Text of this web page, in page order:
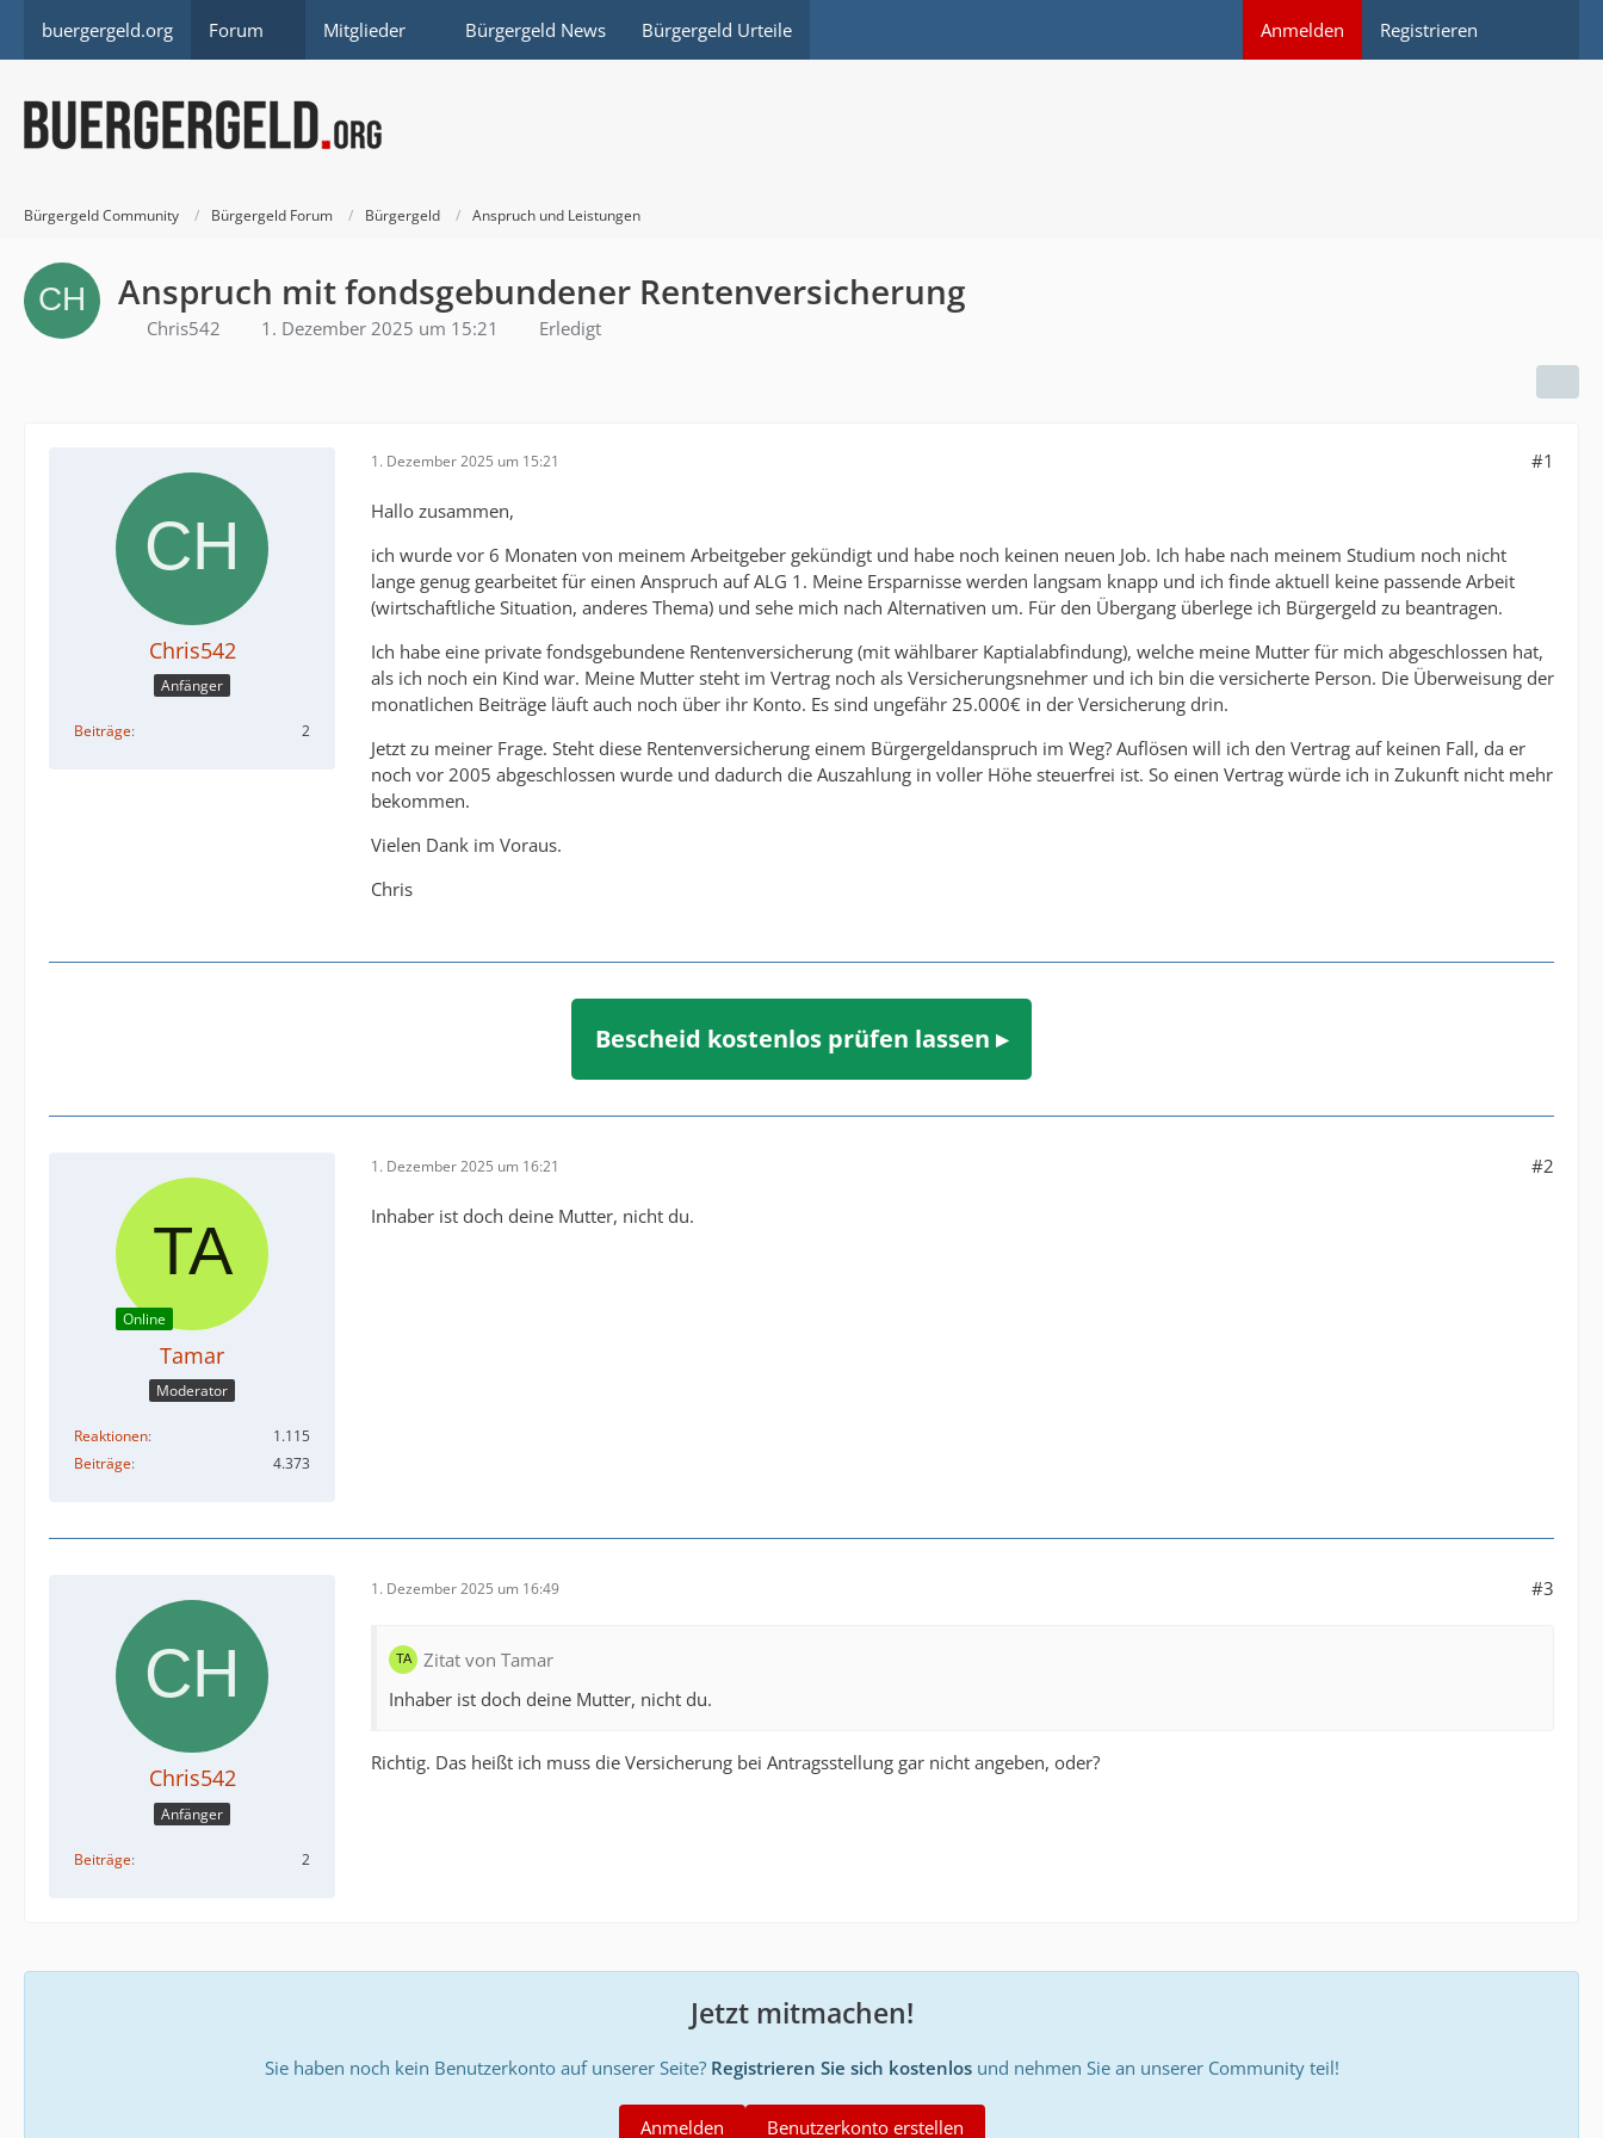
buergergeld.org Forum Mitglieder Bürgergeld News Bürgergeld Urteile Anmelden Registrieren
Bürgergeld Community Bürgergeld Forum Bürgergeld Anspruch und Leistungen
Anspruch mit fondsgebundener Rentenversicherung
Chris542 1. Dezember 2025 um 15:21 Erledigt
Chris542
Anfänger
Beiträge 2
1. Dezember 2025 um 15:21 #1
Hallo zusammen,
ich wurde vor 6 Monaten von meinem Arbeitgeber gekündigt und habe noch keinen neuen Job. Ich habe nach meinem Studium noch nicht
lange genug gearbeitet für einen Anspruch auf ALG 1. Meine Ersparnisse werden langsam knapp und ich finde aktuell keine passende Arbeit
(wirtschaftliche Situation, anderes Thema) und sehe mich nach Alternativen um. Für den Übergang überlege ich Bürgergeld zu beantragen.
Ich habe eine private fondsgebundene Rentenversicherung (mit wählbarer Kaptialabfindung), welche meine Mutter für mich abgeschlossen hat,
als ich noch ein Kind war. Meine Mutter steht im Vertrag noch als Versicherungsnehmer und ich bin die versicherte Person. Die Überweisung der
monatlichen Beiträge läuft auch noch über ihr Konto. Es sind ungefähr 25.000€ in der Versicherung drin.
Jetzt zu meiner Frage. Steht diese Rentenversicherung einem Bürgergeldanspruch im Weg? Auflösen will ich den Vertrag auf keinen Fall, da er
noch vor 2005 abgeschlossen wurde und dadurch die Auszahlung in voller Höhe steuerfrei ist. So einen Vertrag würde ich in Zukunft nicht mehr
bekommen.
Vielen Dank im Voraus.
Chris
Bescheid kostenlos prüfen lassen ▸
Online
Tamar
Moderator
Reaktionen
1.115
Beiträge
4.373
1. Dezember 2025 um 16:21 #2
Inhaber ist doch deine Mutter, nicht du.
Chris542
Anfänger
Beiträge 2
1. Dezember 2025 um 16:49 #3
Zitat von Tamar
Inhaber ist doch deine Mutter, nicht du.
Richtig. Das heißt ich muss die Versicherung bei Antragsstellung gar nicht angeben, oder?
Jetzt mitmachen!
Sie haben noch kein Benutzerkonto auf unserer Seite? Registrieren Sie sich kostenlosund nehmen Sie an unserer Community teil!
Benutzerkonto erstellen
Anmelden